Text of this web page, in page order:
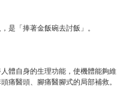
是「捧著金飯碗去討飯」。
體自身的生理功能，使機體能夠維
痛醫頭、腳痛醫腳式的局部補救。